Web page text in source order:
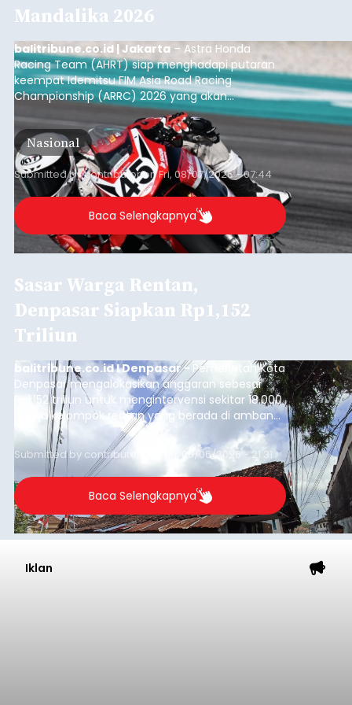
Mandalika 2026
balitribune.co.id | Jakarta – Astra Honda
Racing Team (AHRT) siap menghadapi putaran
keempat Idemitsu FIM Asia Road Racing
Championship (ARRC) 2026 yang akan
berlangsung di Pertamina Mandalika
International Circuit, Lombok, Nusa Tenggara
Barat, pada 7–9 Agustus 2026.
Nasional
Submitted bycontributoronFri, 08/07/2026 - 07:44
Baca Selengkapnya
Sasar Warga Rentan,
Denpasar Siapkan Rp1,152
Triliun
balitribune.co.id I Denpasar - Pemerintah Kota
Denpasar mengalokasikan anggaran sebesar
Rp1,152 triliun untuk mengintervensi sekitar 18.000
warga kelompok rentan yang berada di ambang
garis kemiskinan. Langkah strategis ini diambil
guna menjaga masyarakat yang berada pada
kelompok desil 5 dan 6 tersebut agar tidak
merosot ke kategori miskin.
Submitted by contributor Thu, 08/06/2026 - 21:31
Baca Selengkapnya
Iklan